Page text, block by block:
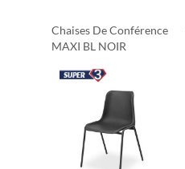
Chaises De Conférence
MAXI BL NOIR